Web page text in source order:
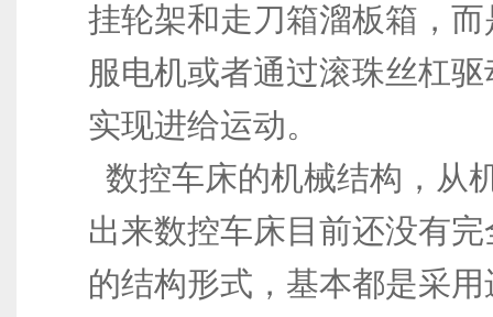
挂轮架和走刀箱溜板箱，
服电机或者通过滚珠丝杠
实现进给运动。
数控车床的机械结构，从
出来数控车床目前还没有
的结构形式，基本都是采